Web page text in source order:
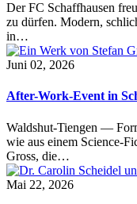
Der FC Schaffhausen
zu dürfen. Modern,
in…
Juni 02, 2026
After-Work-Event in
Waldshut-Tiengen —
wie aus einem Science-
Gross, die…
Mai 22, 2026